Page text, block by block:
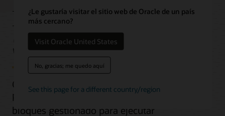
¿Le gustaría visitar el sitio web de Oracle de un país
más cercano?
Visit Oracle United States
No, gracias; me quedo aquí
See this page for a different country/region
Blockchain Platform
Service
Oracle Cloud Infrastructure Blockchain
Platform es un servicio de cadena de
bloques gestionado para ejecutar